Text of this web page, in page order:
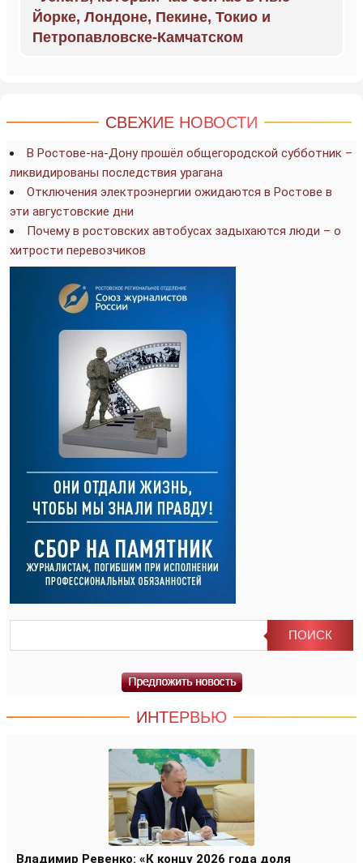
Йорке, Лондоне, Пекине, Токио и
Петропавловске-Камчатском
СВЕЖИЕ НОВОСТИ
В Ростове-на-Дону прошёл общегородской субботник –
ликвидированы последствия урагана
Отключения электроэнергии ожидаются в Ростове в
эти августовские дни
Почему в ростовских автобусах задыхаются люди – о
хитрости перевозчиков
ИНТЕРВЬЮ
Владимир Ревенко: «К концу 2026 года доля